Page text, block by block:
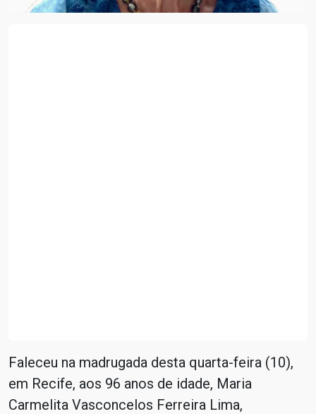
Faleceu na madrugada desta quarta-feira (10),
em Recife, aos 96 anos de idade, Maria
Carmelita Vasconcelos Ferreira Lima,